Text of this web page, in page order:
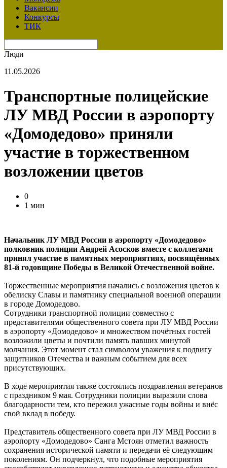
Вакансии
Конкурсы
ТИК
Люди
11.05.2026
Транспортные полицейские
ЛУ МВД России в аэропорту
«Домодедово» приняли
участие в торжественном
возложении цветов
0
1 мин
Начальник ЛУ МВД России в аэропорту «Домодедово»
полковник полиции Андрей Асосков вместе с коллегами
принял участие в памятных мероприятиях, посвящённых
81-й годовщине Победы в Великой Отечественной войне.
Торжественные мероприятия начались с возложения цветов к
обелиску Славы и памятнику специальной военной операции
в городе Домодедово.
Сотрудники транспортной полиции совместно с
представителями общественного совета при ЛУ МВД России
в аэропорту «Домодедово» и множеством почётных гостей
возложили цветы и почтили память павших минутой
молчания. Этот момент стал символом уважения к подвигу
защитников Отечества и важным событием для всех
присутствующих.
В ходе мероприятия также состоялись поздравления ветеранов
с праздником 9 мая. Сотрудники полиции выразили слова
благодарности тем, кто пережил ужасные годы войны и внёс
свой вклад в победу.
Представитель общественного совета при ЛУ МВД России в
аэропорту «Домодедово» Санга Мстоян отметил важность
сохранения исторической памяти и передачи её следующим
поколениям. Он подчеркнул, что подобные мероприятия